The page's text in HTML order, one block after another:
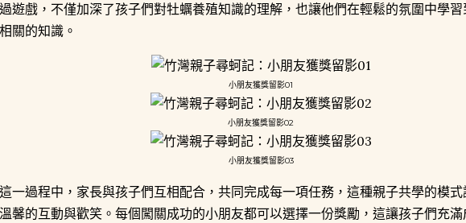
遊戲，不僅加深了孩子們對牡蠣養殖知識的理解，也讓他們在輕鬆的氛圍中學
關的知識。
小朋友獲獎留影01
小朋友獲獎留影02
小朋友獲獎留影03
一過程中，家長與孩子們互相配合，共同完成每一項任務，這種親子共學的模
馨的互動與歡笑。每個闖關成功的小朋友都可以選擇一份獎勵，這讓孩子們充滿